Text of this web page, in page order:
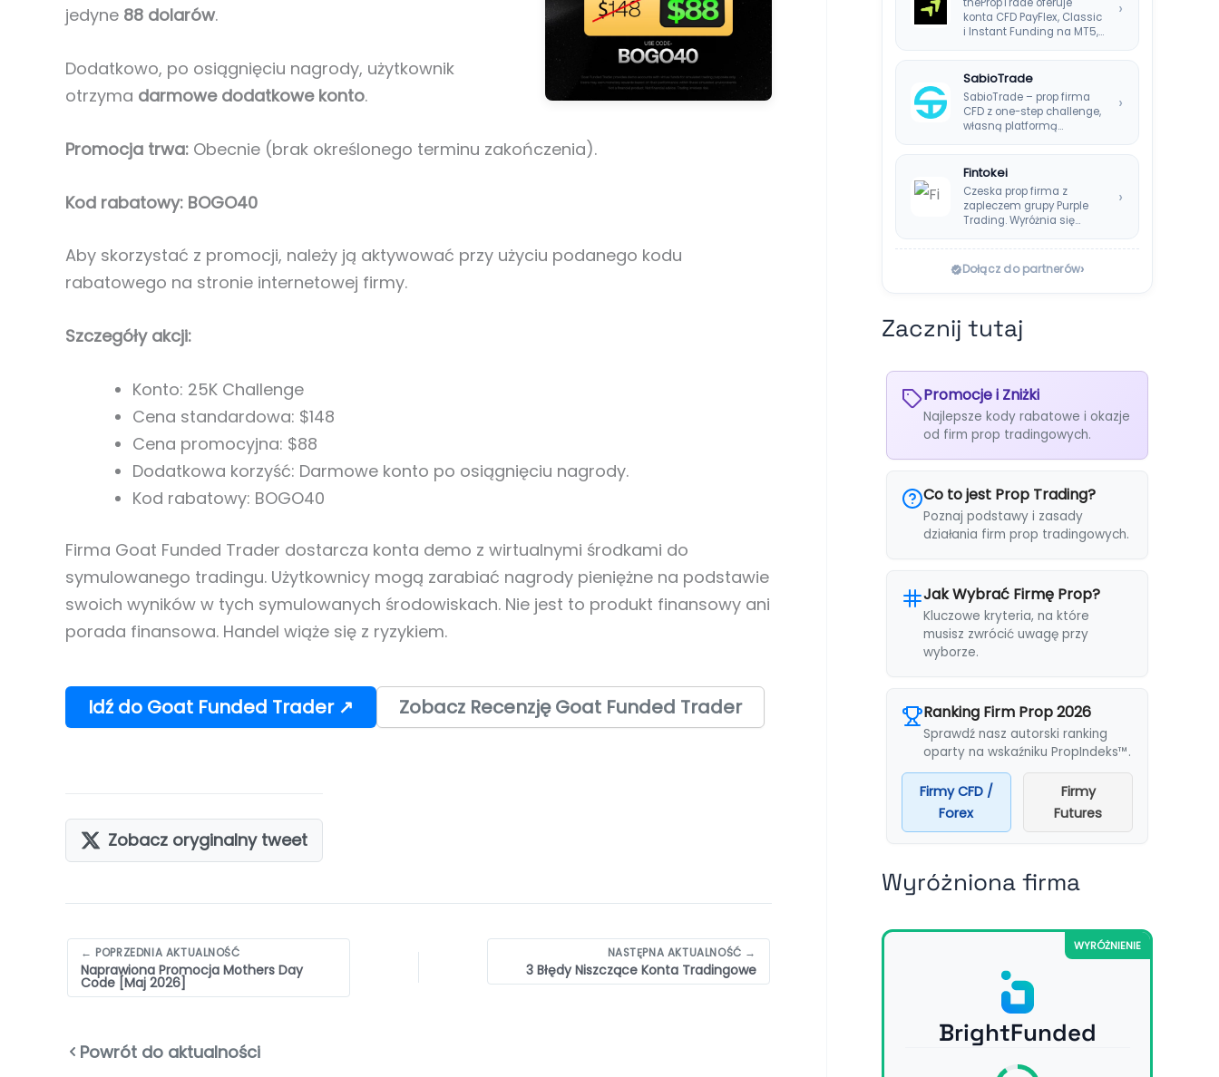
jedyne 88 dolarów.
Dodatkowo, po osiągnięciu nagrody, użytkownik
otrzyma darmowe dodatkowe konto.
Promocja trwa: Obecnie (brak określonego terminu zakończenia).
Kod rabatowy: BOGO40
Aby skorzystać z promocji, należy ją aktywować przy użyciu podanego kodu
rabatowego na stronie internetowej firmy.
Szczegóły akcji:
Konto: 25K Challenge
Cena standardowa: $148
Cena promocyjna: $88
Dodatkowa korzyść: Darmowe konto po osiągnięciu nagrody.
Kod rabatowy: BOGO40
Firma Goat Funded Trader dostarcza konta demo z wirtualnymi środkami do
symulowanego tradingu. Użytkownicy mogą zarabiać nagrody pieniężne na podstawie
swoich wyników w tych symulowanych środowiskach. Nie jest to produkt finansowy ani
porada finansowa. Handel wiąże się z ryzykiem.
Idź do Goat Funded Trader ↗ Zobacz Recenzję Goat Funded Trader
Zobacz oryginalny tweet
Nawigacja
wpisów
← POPRZEDNIA AKTUALNOŚĆ
Naprawiona Promocja Mothers Day
Code [Maj 2026]
NASTĘPNA AKTUALNOŚĆ →
3 Błędy Niszczące Konta Tradingowe
Powrót do aktualności
konta CFD PayFlex, Classic
i Instant Funding na MT5,
›
SabioTrade
SabioTrade – prop firma
CFD z one-step challenge,
własną platformą
wypłatami co…
›
Fintokei
Czeska prop firma z
zapleczem grupy Purple
Trading. Wyróżnia się
Payouts, wypłatami…
›
Dołącz do partnerów›
Zacznij tutaj
Promocje i Zniżki
Najlepsze kody rabatowe i okazje
od firm prop tradingowych.
Co to jest Prop Trading?
Poznaj podstawy i zasady
działania firm prop tradingowych.
Jak Wybrać Firmę Prop?
Kluczowe kryteria, na które
musisz zwrócić uwagę przy
wyborze.
Ranking Firm Prop 2026
Sprawdź nasz autorski ranking
oparty na wskaźniku PropIndeks™.
Firmy CFD /
Forex
Firmy
Futures
Wyróżniona firma
WYRÓŻNIENIE
BrightFunded